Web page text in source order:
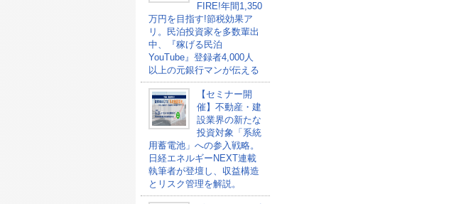
FIRE!年間1,350
万円を目指す!節税効果ア
リ。民泊投資家を多数輩出
中、『稼げる民泊
YouTube』登録者4,000人
以上の元銀行マンが伝える
【セミナー開
催】不動産・建
設業界の新たな
投資対象「系統
用蓄電池」への参入戦略。
日経エネルギーNEXT連載
執筆者が登壇し、収益構造
とリスク管理を解説。